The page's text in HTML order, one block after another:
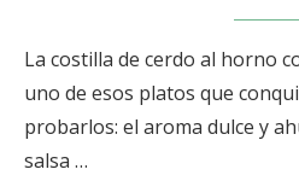
La costilla de cerdo al horno
uno de esos platos que
probarlos: el aroma dulce y
salsa …